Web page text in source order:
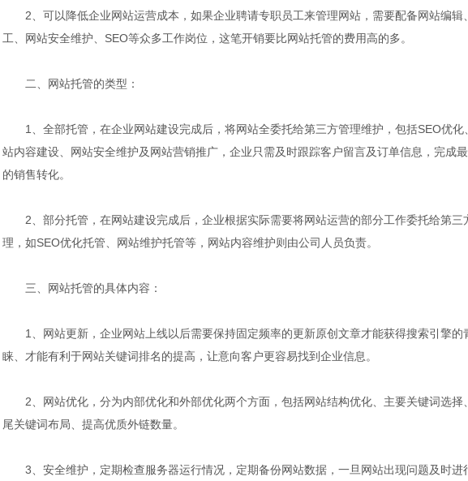
2、可以降低企业网站运营成本，如果企业聘请专职员工来管理网站，需要配备网站编辑
工、网站安全维护、SEO等众多工作岗位，这笔开销要比网站托管的费用高的多。
二、网站托管的类型：
1、全部托管，在企业网站建设完成后，将网站全委托给第三方管理维护，包括SEO优化
站内容建设、网站安全维护及网站营销推广，企业只需及时跟踪客户留言及订单信息，完成
的销售转化。
2、部分托管，在网站建设完成后，企业根据实际需要将网站运营的部分工作委托给第三
理，如SEO优化托管、网站维护托管等，网站内容维护则由公司人员负责。
三、网站托管的具体内容：
1、网站更新，企业网站上线以后需要保持固定频率的更新原创文章才能获得搜索引擎的
睐、才能有利于网站关键词排名的提高，让意向客户更容易找到企业信息。
2、网站优化，分为内部优化和外部优化两个方面，包括网站结构优化、主要关键词选择
尾关键词布局、提高优质外链数量。
3、安全维护，定期检查服务器运行情况，定期备份网站数据，一旦网站出现问题及时进